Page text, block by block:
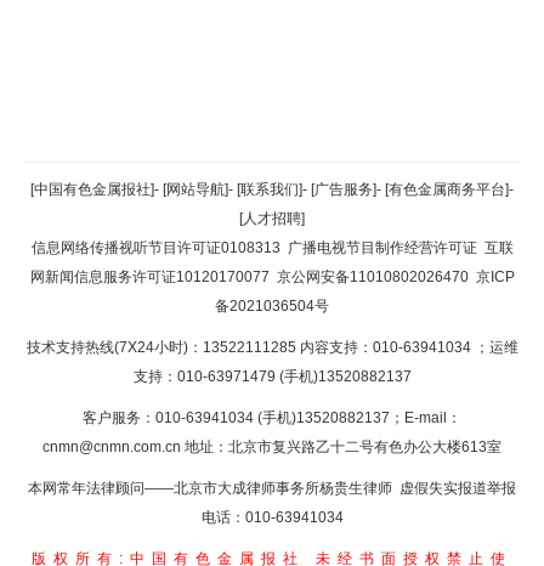
返回顶部
返回首页
[中国有色金属报社]- [网站导航]- [联系我们]- [广告服务]- [有色金属商务平台]-
[人才招聘]
信息网络传播视听节目许可证0108313 广播电视节目制作经营许可证 互联
网新闻信息服务许可证10120170077 京公网安备11010802026470 京ICP
备2021036504号
技术支持热线(7X24小时)：13522111285 内容支持：010-63941034 ；运维
支持：010-63971479 (手机)13520882137
客户服务：010-63941034 (手机)13520882137；E-mail：
cnmn@cnmn.com.cn 地址：北京市复兴路乙十二号有色办公大楼613室
本网常年法律顾问——北京市大成律师事务所杨贵生律师 虚假失实报道举报
电话：010-63941034
版权所有:中国有色金属报社 未经书面授权禁止使